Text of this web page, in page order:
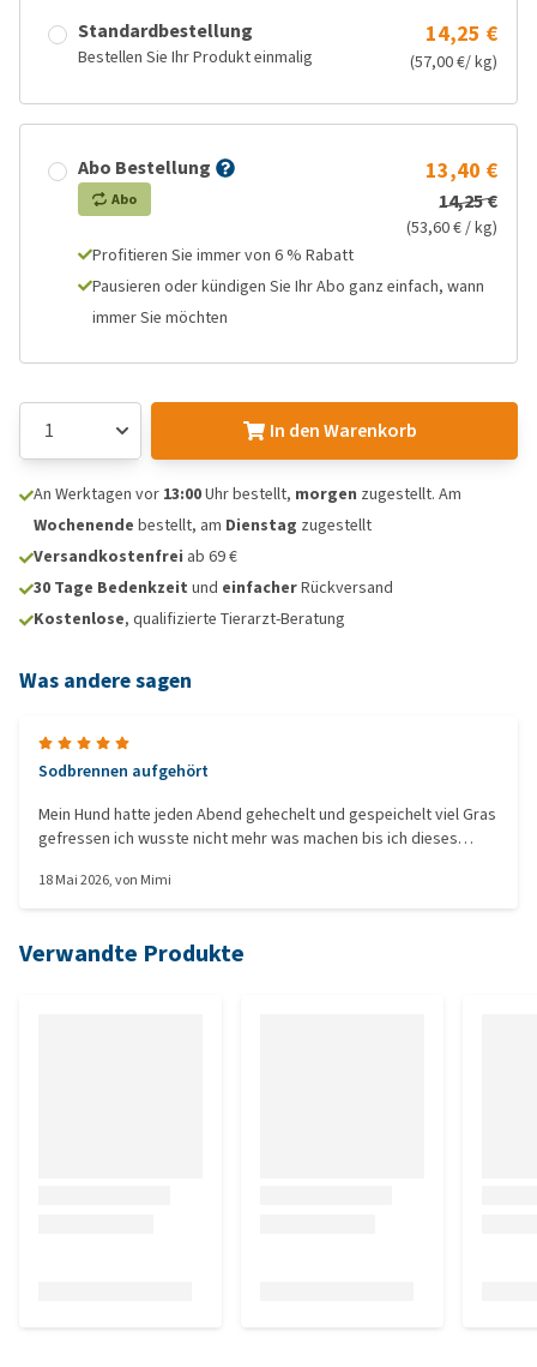
Standardbestellung
Bestellen Sie Ihr Produkt einmalig
14,25 €
(57,00 €/ kg)
Abo Bestellung
Abo
13,40 €
14,25 €
(53,60 € / kg)
Profitieren Sie immer von 6 % Rabatt
Pausieren oder kündigen Sie Ihr Abo ganz einfach, wann
immer Sie möchten
In den Warenkorb
An Werktagen vor 13:00Uhr bestellt, morgen zugestellt. Am
Wochenende bestellt, am Dienstag zugestellt
Versandkostenfrei ab 69 €
30 Tage Bedenkzeit und einfacherRückversand
Kostenlose, qualifizierte Tierarzt-Beratung
Was andere sagen
Sodbrennen aufgehört
Mein Hund hatte jeden Abend gehechelt und gespeichelt viel Gras
gefressen ich wusste nicht mehr was machen bis ich dieses
alle Symptome aufgehört bin so dankbar
18 Mai 2026, von Mimi
Verwandte Produkte